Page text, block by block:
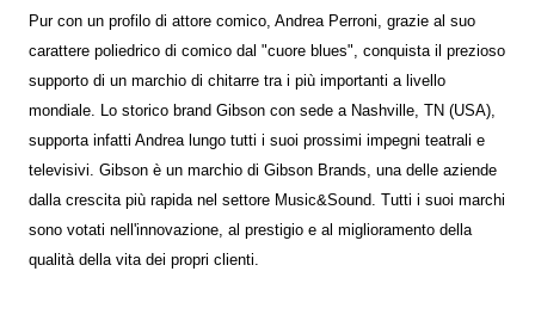
Pur con un profilo di attore comico, Andrea Perroni, grazie al suo
carattere poliedrico di comico dal "cuore blues", conquista il prezioso
supporto di un marchio di chitarre tra i più importanti a livello
mondiale. Lo storico brand Gibson con sede a Nashville, TN (USA),
supporta infatti Andrea lungo tutti i suoi prossimi impegni teatrali e
televisivi. Gibson è un marchio di Gibson Brands, una delle aziende
dalla crescita più rapida nel settore Music&Sound. Tutti i suoi marchi
sono votati nell'innovazione, al prestigio e al miglioramento della
qualità della vita dei propri clienti.